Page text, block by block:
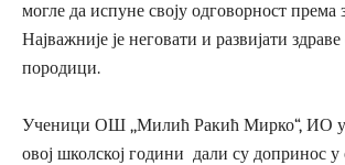
могле да испуне своју одговорност према
Најважније је неговати и развијати
породици.
Ученици ОШ ,,Милић Ракић Мирко“, ИО
овој школској години дали су допринос